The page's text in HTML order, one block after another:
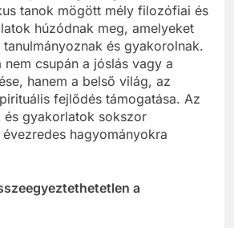
tanok mögött mély filozófiai és
húzódnak meg, amelyeket
és gyakorolnak.
csupán a jóslás vagy a
hanem a belső világ, az
fejlődés támogatása. Az
és gyakorlatok sokszor
hagyományokra
a